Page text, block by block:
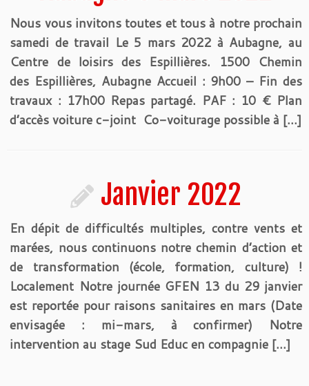
Nous vous invitons toutes et tous à notre prochain
samedi de travail Le 5 mars 2022 à Aubagne, au
Centre de loisirs des Espillières. 1500 Chemin
des Espillières, Aubagne Accueil : 9h00 – Fin des
travaux : 17h00 Repas partagé. PAF : 10 € Plan
d’accès voiture c-joint Co-voiturage possible à […]
Janvier 2022
En dépit de difficultés multiples, contre vents et
marées, nous continuons notre chemin d’action et
de transformation (école, formation, culture) !
Localement Notre journée GFEN 13 du 29 janvier
est reportée pour raisons sanitaires en mars (Date
envisagée : mi-mars, à confirmer) Notre
intervention au stage Sud Educ en compagnie […]